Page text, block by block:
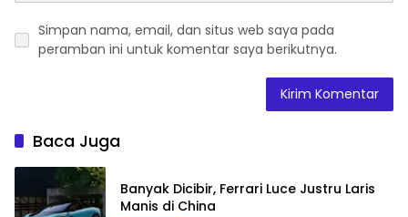
Simpan nama, email, dan situs web saya pada
peramban ini untuk komentar saya berikutnya.
Baca Juga
Banyak Dicibir, Ferrari Luce Justru Laris
Manis di China